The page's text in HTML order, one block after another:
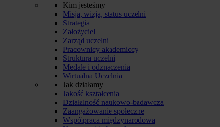
Kim jesteśmy
Misja, wizja, status uczelni
Strategia
Założyciel
Zarząd uczelni
Pracownicy akademiccy
Struktura uczelni
Medale i odznaczenia
Wirtualna Uczelnia
Jak działamy
Jakość kształcenia
Działalność naukowo-badawcza
Zaangażowanie społeczne
Współpraca międzynarodowa